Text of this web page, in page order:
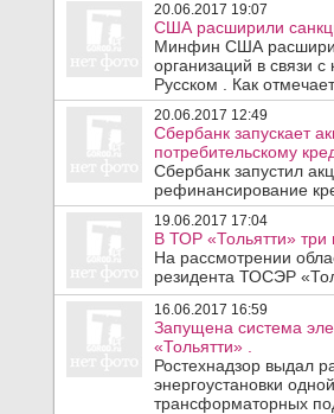
20.06.2017 19:07
США расширили
Минфин США
организаций в связи
Русском . Как
20.06.2017 12:49
Сбербанк запускает
потребительскому
Сбербанк запустил
рефинансирование
19.06.2017 17:04
В ТОР «Тольятти» три
На рассмотрении
резидента ТОСЭР
16.06.2017 16:59
Запущена система
«Тольятти» .
Ростехнадзор выдал
энергоустановки
трансформаторных